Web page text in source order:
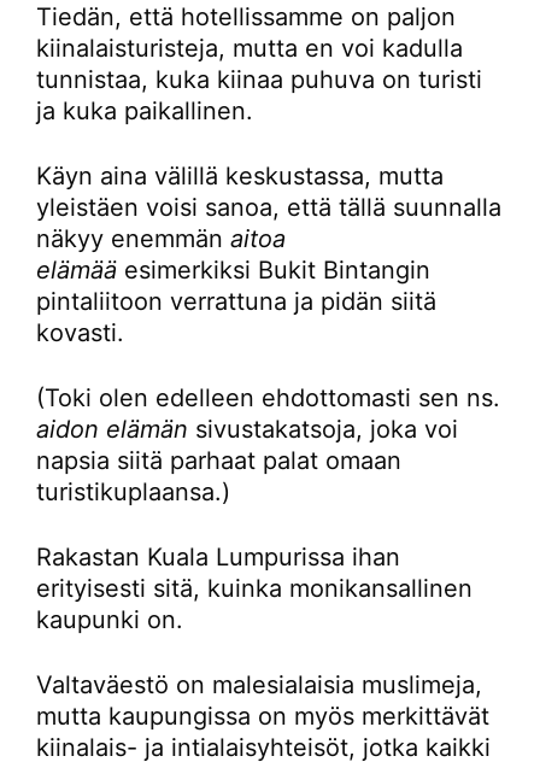
Tiedän, että hotellissamme on paljon
kiinalaisturisteja, mutta en voi kadulla
tunnistaa, kuka kiinaa puhuva on turisti
ja kuka paikallinen.
Käyn aina välillä keskustassa, mutta
yleistäen voisi sanoa, että tällä suunnalla
näkyy enemmän aitoa
elämää esimerkiksi Bukit Bintangin
pintaliitoon verrattuna ja pidän siitä
kovasti.
(Toki olen edelleen ehdottomasti sen ns.
aidon elämän sivustakatsoja, joka voi
napsia siitä parhaat palat omaan
turistikuplaansa.)
Rakastan Kuala Lumpurissa ihan
erityisesti sitä, kuinka monikansallinen
kaupunki on.
Valtaväestö on malesialaisia muslimeja,
mutta kaupungissa on myös merkittävät
kiinalais- ja intialaisyhteisöt, jotka kaikki